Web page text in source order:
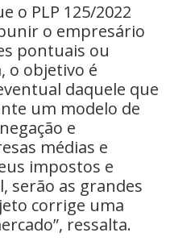
o PLP 125/2022
o empresário
pontuais ou
o objetivo é
daquele que
um modelo de
e
médias e
impostos e
serão as grandes
corrige uma
ressalta.